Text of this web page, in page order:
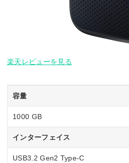
楽天レビューを見る
容量
1000 GB
インターフェイス
USB3.2 Gen2 Type-C